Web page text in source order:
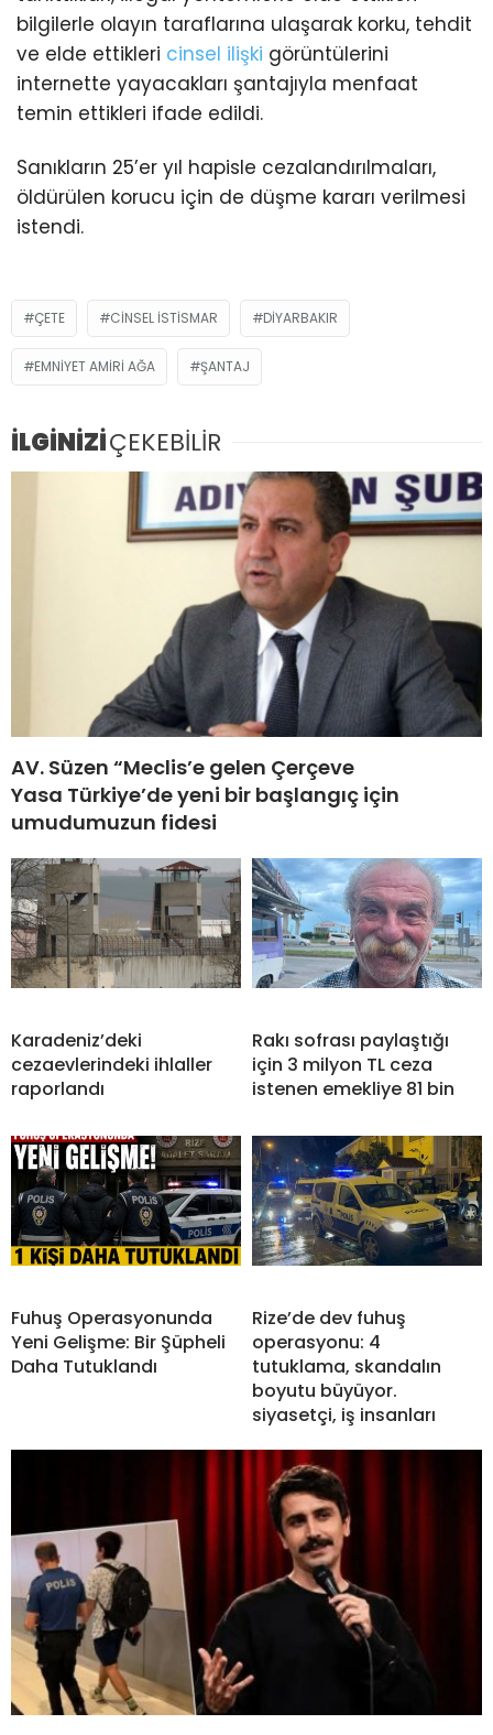
bilgilerle olayın taraflarına ulaşarak korku, tehdit
ve elde ettikleri cinsel ilişki görüntülerini
internette yayacakları şantajıyla menfaat
temin ettikleri ifade edildi.
Sanıkların 25’er yıl hapisle cezalandırılmaları,
öldürülen korucu için de düşme kararı verilmesi
istendi.
ÇETE CINSEL ISTISMAR DIYARBAKIR
EMNIYET AMIRI AĞA ŞANTAJ
İLGİNİZİÇEKEBİLİR
AV. Süzen “Meclis’e gelen Çerçeve
Yasa Türkiye’de yeni bir başlangıç için
umudumuzun fidesi
Karadeniz’deki
cezaevlerindeki ihlaller
raporlandı
Rakı sofrası paylaştığı
için 3 milyon TL ceza
istenen emekliye 81 bin
Fuhuş Operasyonunda
Yeni Gelişme: Bir Şüpheli
Daha Tutuklandı
Rize’de dev fuhuş
operasyonu: 4
tutuklama, skandalın
boyutu büyüyor.
siyasetçi, iş insanları